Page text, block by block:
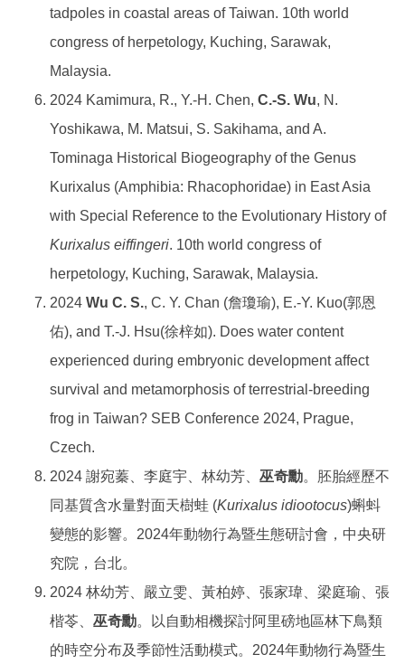
tadpoles in coastal areas of Taiwan. 10th world
congress of herpetology, Kuching, Sarawak,
Malaysia.
2024 Kamimura, R., Y.-H. Chen, C.-S. Wu, N.
Yoshikawa, M. Matsui, S. Sakihama, and A.
Tominaga Historical Biogeography of the Genus
Kurixalus (Amphibia: Rhacophoridae) in East Asia
with Special Reference to the Evolutionary History of
Kurixalus eiffingeri. 10th world congress of
herpetology, Kuching, Sarawak, Malaysia.
2024 Wu C. S., C. Y. Chan (詹瓊瑜), E.-Y. Kuo(郭恩
佑), and T.-J. Hsu(徐梓如). Does water content
experienced during embryonic development affect
survival and metamorphosis of terrestrial‐breeding
frog in Taiwan? SEB Conference 2024, Prague,
Czech.
2024 謝宛蓁、李庭宇、林幼芳、 巫奇勳。胚胎經歷不
同基質含水量對面天樹蛙 (Kurixalus idiootocus)蝌蚪
變態的影響。2024年動物行為暨生態研討會，中央研
究院，台北。
2024 林幼芳、嚴立雯、黃柏婷、張家瑋、梁庭瑜、張
楷苓、 巫奇勳。以自動相機探討阿里磅地區林下鳥類
的時空分布及季節性活動模式。2024年動物行為暨生